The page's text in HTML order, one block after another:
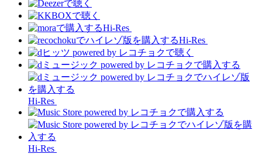
Hi-Res
Hi-Res
Hi-Res
Hi-Res